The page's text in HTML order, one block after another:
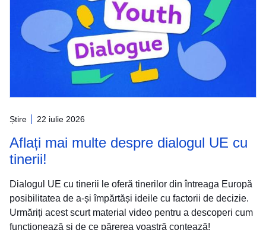
Știre 22 iulie 2026
Aflați mai multe despre dialogul UE cu
tinerii!
Dialogul UE cu tinerii le oferă tinerilor din întreaga Europă
posibilitatea de a-și împărtăși ideile cu factorii de decizie.
Urmăriți acest scurt material video pentru a descoperi cum
funcționează și de ce părerea voastră contează!